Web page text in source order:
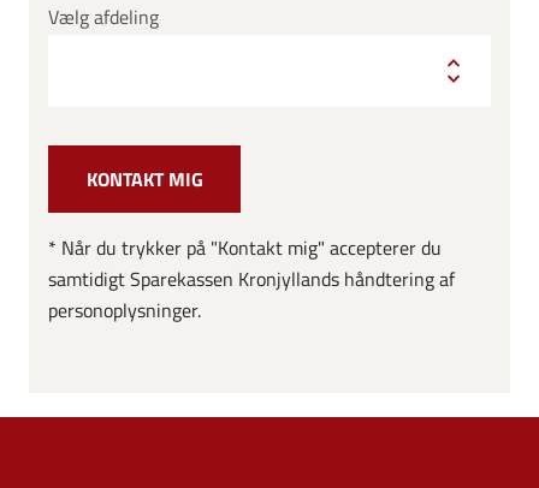
Vælg afdeling
* Når du trykker på "Kontakt mig" accepterer du
samtidigt Sparekassen Kronjyllands håndtering af
personoplysninger.